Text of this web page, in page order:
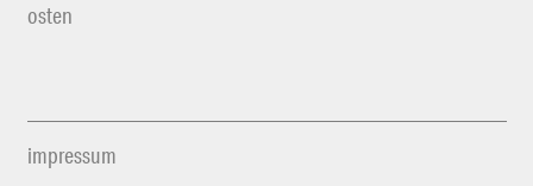
osten
impressum